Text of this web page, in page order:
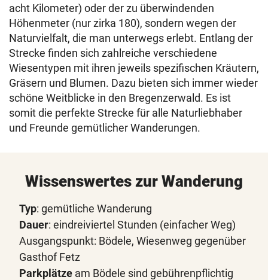
acht Kilometer) oder der zu überwindenden
Höhenmeter (nur zirka 180), sondern wegen der
Naturvielfalt, die man unterwegs erlebt. Entlang der
Strecke finden sich zahlreiche verschiedene
Wiesentypen mit ihren jeweils spezifischen Kräutern,
Gräsern und Blumen. Dazu bieten sich immer wieder
schöne Weitblicke in den Bregenzerwald. Es ist
somit die perfekte Strecke für alle Naturliebhaber
und Freunde gemütlicher Wanderungen.
Wissenswertes zur Wanderung
Typ: gemütliche Wanderung
Dauer: eindreiviertel Stunden (einfacher Weg)
Ausgangspunkt: Bödele, Wiesenweg gegenüber
Gasthof Fetz
Parkplätze am Bödele sind gebührenpflichtig